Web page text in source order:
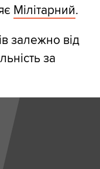
Мілітарний.
залежно від
за